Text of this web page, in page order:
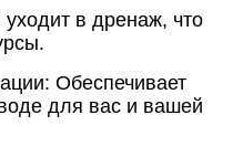
в дренаж, что
Обеспечивает
для вас и вашей